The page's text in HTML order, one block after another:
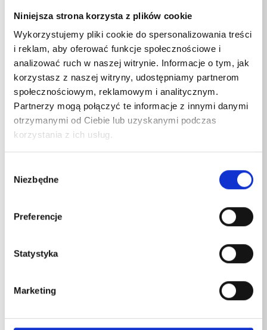
Niniejsza strona korzysta z plików cookie
Wykorzystujemy pliki cookie do spersonalizowania treści
i reklam, aby oferować funkcje społecznościowe i
analizować ruch w naszej witrynie. Informacje o tym, jak
korzystasz z naszej witryny, udostępniamy partnerom
społecznościowym, reklamowym i analitycznym.
Partnerzy mogą połączyć te informacje z innymi danymi
otrzymanymi od Ciebie lub uzyskanymi podczas
korzystania z ich usług.
zgody
Niezbędne
Preferencje
Statystyka
Marketing
Prędkość obrotowa napędu
Quickly
2800U/min
Podłączenie Napięcie
Quickly
230V
Podłączenie Częstotliwość